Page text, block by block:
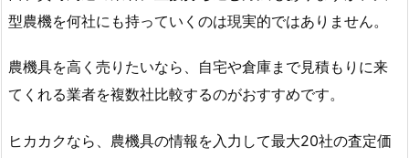
型農機を何社にも持っていくのは現実的ではありません。
農機具を高く売りたいなら、自宅や倉庫まで見積もりに来
てくれる業者を複数社比較するのがおすすめです。
ヒカカクなら、農機具の情報を入力して最大20社の査定価